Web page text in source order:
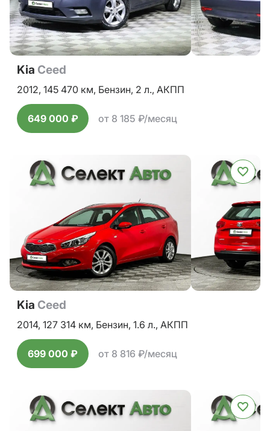
Kia Ceed
2012, 145 470 км, Бензин, 2 л., АКПП
649 000 ₽ от 8 185 ₽/месяц
Kia Ceed
2014, 127 314 км, Бензин, 1.6 л., АКПП
699 000 ₽ от 8 816 ₽/месяц